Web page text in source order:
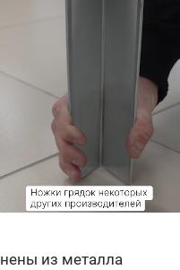
из металла